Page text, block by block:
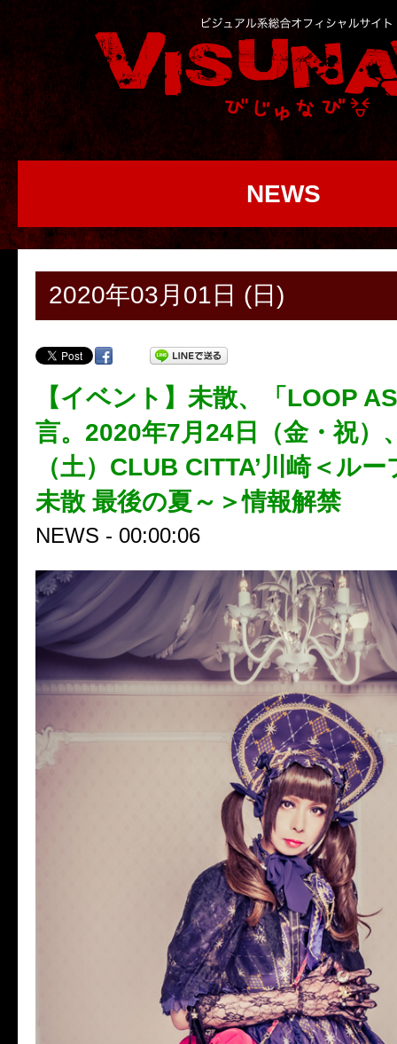
NEWS
2020年03月01日 (日)
【イベント】未散、「LOOP
言。2020年7月24日（金・祝）
（土）CLUB CITTA’川崎＜ル
未散 最後の夏～＞情報解禁
NEWS - 00:00:06